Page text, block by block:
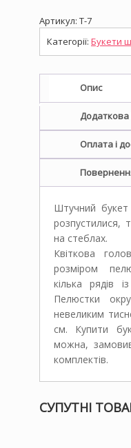
7,
Шипшина
кількість
Артикул: Т-7
Категорії: Букети
Опис
Додаткова
Оплата і
Штучний
розпустилися,
на стеблах.
Квіткова
розміром
кілька рядів
Пелюстки
невеликим
см. Купити
можна,
комплектів.
СУПУТНІ